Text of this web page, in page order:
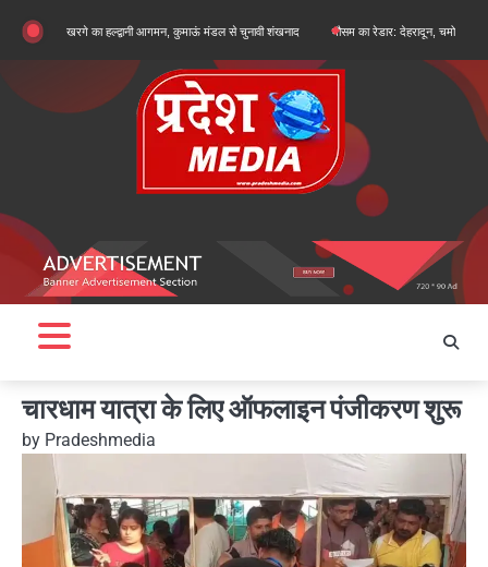
content
खरगे का हल्द्वानी आगमन, कुमाऊं मंडल से चुनावी शंखनाद मौसम का रेडार: देहरादून, चमोली और बागेश्वर
चारधाम यात्रा के लिए ऑफलाइन पंजीकरण शुरू
by Pradeshmedia